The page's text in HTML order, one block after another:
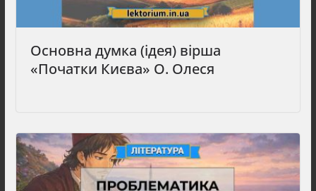
Основна думка (ідея) вірша
«Початки Києва» О. Олеся